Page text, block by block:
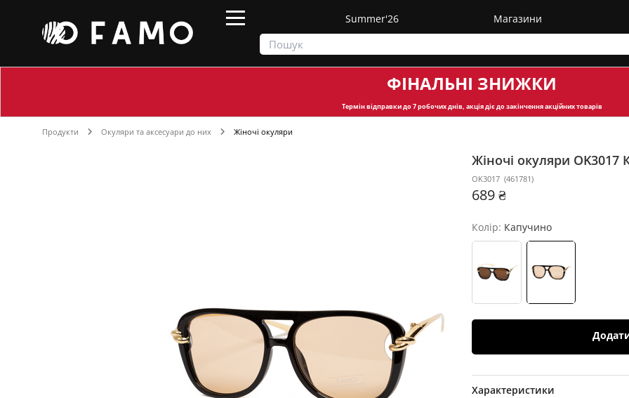
Summer'26 Магазини
ФІНАЛЬНІ ЗНИЖКИ
Термін відправкидо 7 робочих днів, акція діє до закінчення акційних товарів
Продукти Окуляри та аксесуари до них Жіночі окуляри
Жіночі окуляри OK3017
OK3017 (461781)
689 ₴
Колір: Капучино
Характеристики